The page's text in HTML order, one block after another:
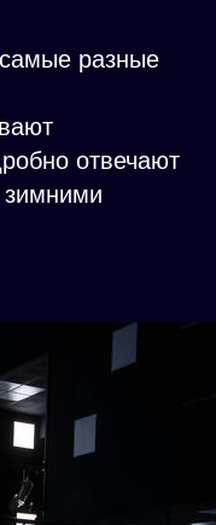
разные
отвечают